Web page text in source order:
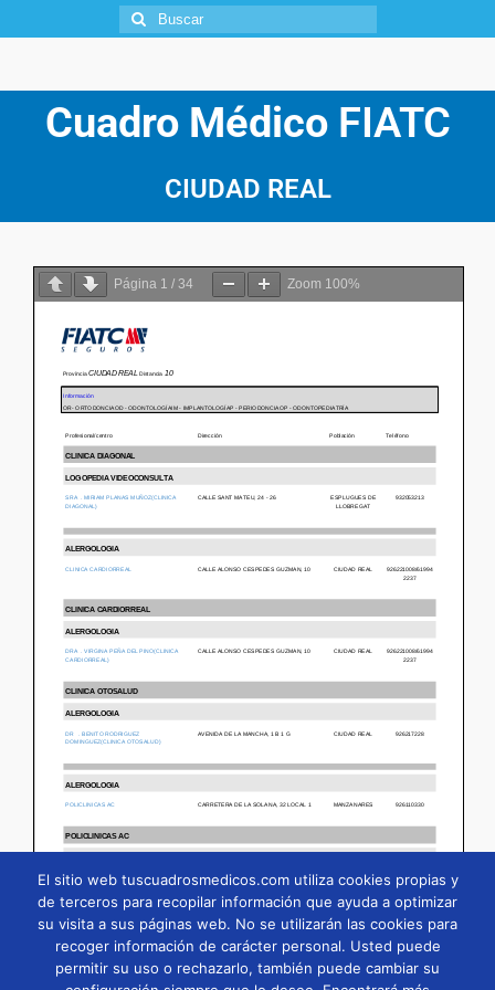
Cuadro Médico FIATC
CIUDAD REAL
Página 1 / 34 Zoom 100%
Página1/34 Zoom100%
El sitio web tuscuadrosmedicos.com utiliza cookies propias y
de terceros para recopilar información que ayuda a optimizar
su visita a sus páginas web. No se utilizarán las cookies para
recoger información de carácter personal. Usted puede
permitir su uso o rechazarlo, también puede cambiar su